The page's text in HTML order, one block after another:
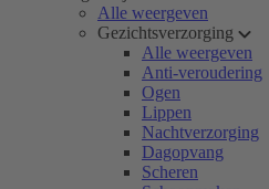
Alle weergeven
Gezichtsverzorging
Alle weergeven
Anti-veroudering
Ogen
Lippen
Nachtverzorging
Dagopvang
Scheren